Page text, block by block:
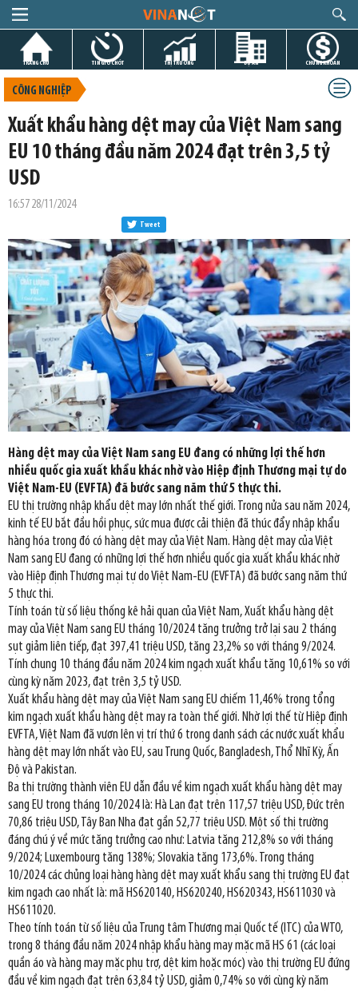
TRANG CHỦ TIN GIỜ CHÓT THỊ TRƯỜNG DỰ ÁN CHỨNG KHOÁN
CÔNG NGHIỆP
Xuất khẩu hàng dệt may của Việt Nam sang
EU 10 tháng đầu năm 2024 đạt trên 3,5 tỷ
USD
16:57 28/11/2024
Tweet
Hàng dệt may của Việt Nam sang EU đang có những lợi thế hơn
nhiều quốc gia xuất khẩu khác nhờ vào Hiệp định Thương mại tự do
Việt Nam-EU (EVFTA) đã bước sang năm thứ 5 thực thi.
EU thị trường nhập khẩu dệt may lớn nhất thế giới. Trong nửa sau năm 2024,
kinh tế EU bắt đầu hồi phục, sức mua được cải thiện đã thúc đẩy nhập khẩu
hàng hóa trong đó có hàng dệt may của Việt Nam. Hàng dệt may của Việt
Nam sang EU đang có những lợi thế hơn nhiều quốc gia xuất khẩu khác nhờ
vào Hiệp định Thương mại tự do Việt Nam-EU (EVFTA) đã bước sang năm thứ
5 thực thi.
Tính toán từ số liệu thống kê hải quan của Việt Nam, Xuất khẩu hàng dệt
may của Việt Nam sang EU tháng 10/2024 tăng trưởng trở lại sau 2 tháng
sụt giảm liên tiếp, đạt 397,41 triệu USD, tăng 23,2% so với tháng 9/2024.
Tính chung 10 tháng đầu năm 2024 kim ngạch xuất khẩu tăng 10,61% so với
cùng kỳ năm 2023, đạt trên 3,5 tỷ USD.
Xuất khẩu hàng dệt may của Việt Nam sang EU chiếm 11,46% trong tổng
kim ngạch xuất khẩu hàng dệt may ra toàn thế giới. Nhờ lợi thế từ Hiệp định
EVFTA, Việt Nam đã vươn lên vị trí thứ 6 trong danh sách các nước xuất khẩu
hàng dệt may lớn nhất vào EU, sau Trung Quốc, Bangladesh, Thổ Nhĩ Kỳ, Ấn
Độ và Pakistan.
Ba thị trường thành viên EU dẫn đầu về kim ngạch xuất khẩu hàng dệt may
sang EU trong tháng 10/2024 là: Hà Lan đạt trên 117,57 triệu USD, Đức trên
70,86 triệu USD, Tây Ban Nha đạt gần 52,77 triệu USD. Một số thị trường
đáng chú ý về mức tăng trưởng cao như: Latvia tăng 212,8% so với tháng
9/2024; Luxembourg tăng 138%; Slovakia tăng 173,6%. Trong tháng
10/2024 các chủng loại hàng hàng dệt may xuất khẩu sang thị trường EU đạt
kim ngạch cao nhất là: mã HS620140, HS620240, HS620343, HS611030 và
HS611020.
Theo tính toán từ số liệu của Trung tâm Thương mại Quốc tế (ITC) của WTO,
trong 8 tháng đầu năm 2024 nhập khẩu hàng may mặc mã HS 61 (các loại
quần áo và hàng may mặc phụ trợ, dệt kim hoặc móc) vào thị trường EU đứng
đầu về kim ngạch đạt trên 63,84 tỷ USD, giảm 0,74% so với cùng kỳ năm